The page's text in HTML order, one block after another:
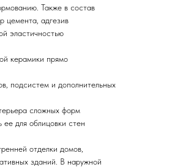
Также в состав
цемента, адгезив
эластичностью
керамики прямо
подсистем и дополнительных
сложных форм
ее для облицовки стен
отделки домов,
зданий. В наружной